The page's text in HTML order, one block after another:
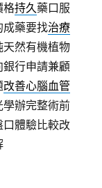
格持久藥口服
成藥要找治療
然有機植物
銀行申請兼顧
改善心腦血管
辦完整術前
體驗比較改